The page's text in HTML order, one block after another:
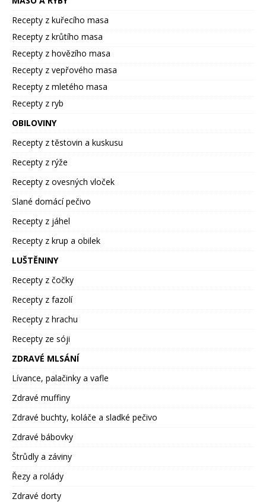
Recepty z kuřecího masa
Recepty z krůtího masa
Recepty z hovězího masa
Recepty z vepřového masa
Recepty z mletého masa
Recepty z ryb
OBILOVINY
Recepty z těstovin a kuskusu
Recepty z rýže
Recepty z ovesných vloček
Slané domácí pečivo
Recepty z jáhel
Recepty z krup a obilek
LUŠTĚNINY
Recepty z čočky
Recepty z fazolí
Recepty z hrachu
Recepty ze sóji
ZDRAVÉ MLSÁNÍ
Lívance, palačinky a vafle
Zdravé muffiny
Zdravé buchty, koláče a sladké pečivo
Zdravé bábovky
Štrůdly a záviny
Řezy a rolády
Zdravé dorty